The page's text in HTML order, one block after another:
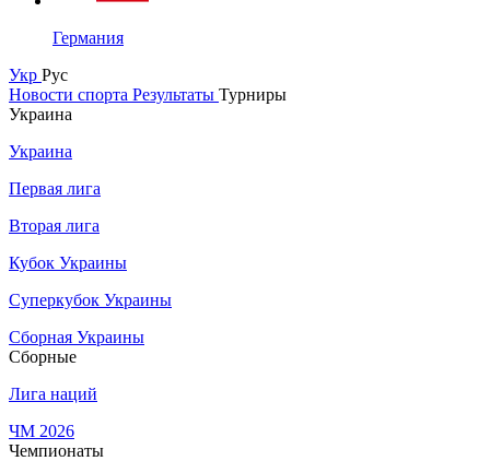
Германия
Укр Рус
Новости спорта Результаты Турниры
Украина
Украина
Первая лига
Вторая лига
Кубок Украины
Суперкубок Украины
Сборная Украины
Сборные
Лига наций
ЧМ 2026
Чемпионаты